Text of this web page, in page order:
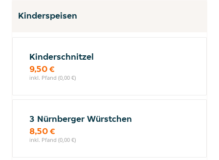
Kinderspeisen
Kinderschnitzel
9,50 €
inkl. Pfand (0,00 €)
3 Nürnberger Würstchen
8,50 €
inkl. Pfand (0,00 €)